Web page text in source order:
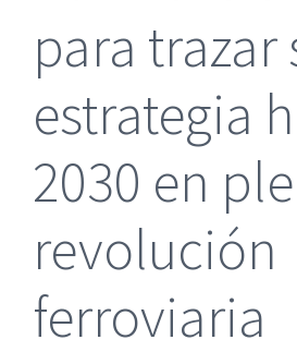
para trazar
estrategia
2030 en
revolución
ferroviaria